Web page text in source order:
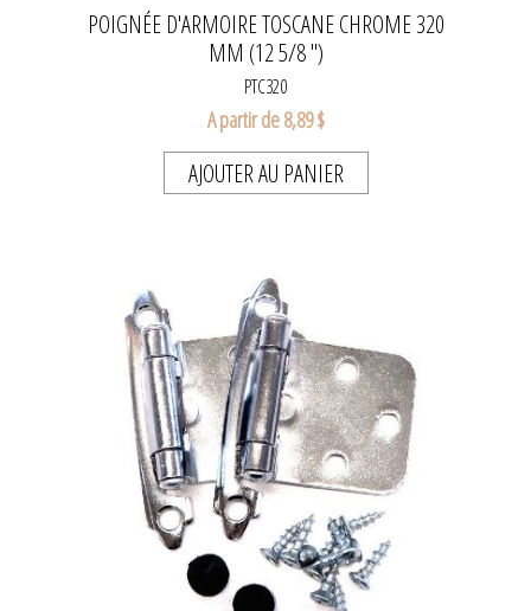
POIGNÉE D'ARMOIRE TOSCANE CHROME 320
MM (12 5/8 ")
PTC320
A partir de 8,89 $
AJOUTER AU PANIER